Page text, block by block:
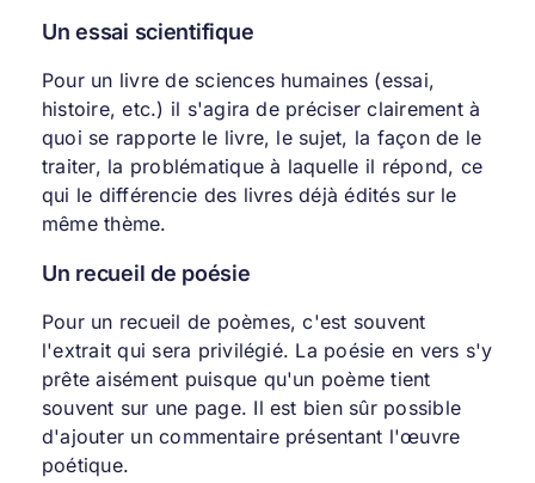
Un essai scientifique
Pour un livre de sciences humaines (essai,
histoire, etc.) il s'agira de préciser clairement à
quoi se rapporte le livre, le sujet, la façon de le
traiter, la problématique à laquelle il répond, ce
qui le différencie des livres déjà édités sur le
même thème.
Un recueil de poésie
Pour un recueil de poèmes, c'est souvent
l'extrait qui sera privilégié. La poésie en vers s'y
prête aisément puisque qu'un poème tient
souvent sur une page. Il est bien sûr possible
d'ajouter un commentaire présentant l'œuvre
poétique.